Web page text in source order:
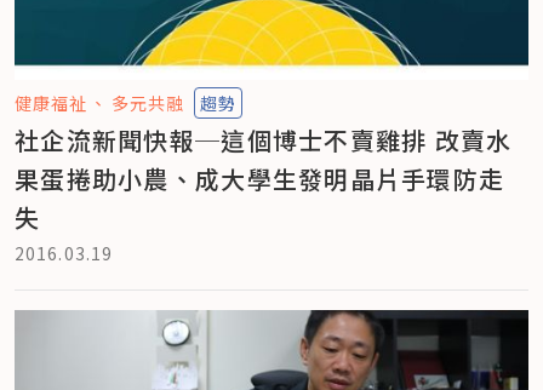
健康福祉 多元共融 趨勢
社企流新聞快報─這個博士不賣雞排 改賣水
果蛋捲助小農、成大學生發明晶片手環防走
失
2016.03.19